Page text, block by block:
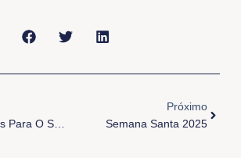
Vigília “24 Horas Para O Senhor 2025
Próximo
Semana Santa 2025